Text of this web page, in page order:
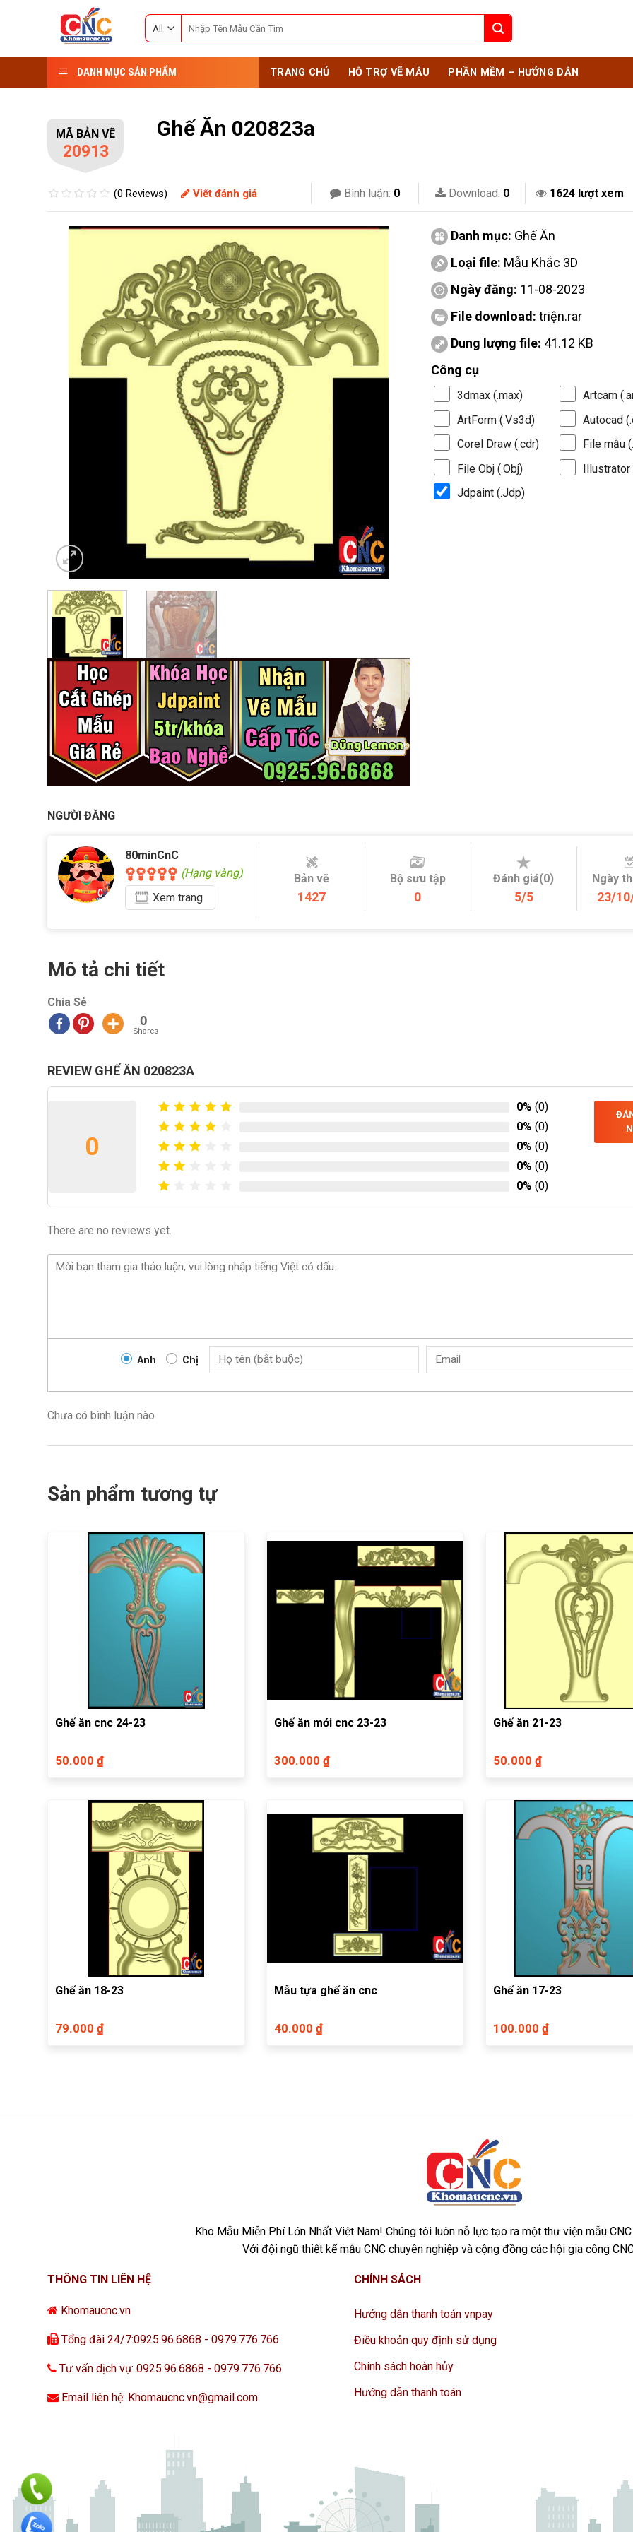
for:
DANH MỤC SẢN PHẨM TRANG CHỦ HỖ TRỢ VẼ MẪU PHẦN MỀM – HƯỚNG DẪN
MÃ BẢN VẼ
20913
Ghế Ăn 020823a
(0 Reviews) Viết đánh giá Bình luận: 0 Download: 0 1624 lượt xem
Danh mục: Ghế Ăn
Loại file: Mẫu Khắc 3D
Ngày đăng: 11-08-2023
File download: triện.rar
Dung lượng file: 41.12 KB
Công cụ
3dmax (.max)
Artcam
ArtForm (.Vs3d)
Autocad
Corel Draw (.cdr)
File mẫu
File Obj (.Obj)
Illustrator
Jdpaint (.Jdp)
NGƯỜI ĐĂNG
80minCnC
(Hạng vàng)
Xem trang
Bản vẽ
1427
Bộ sưu tập
0
Đánh giá(0)
5/5
Ngày
23/
Mô tả chi tiết
Chia Sẻ
0
Shares
REVIEW GHẾ ĂN 020823A
0
0% (0)
0% (0)
0% (0)
0% (0)
0% (0)
There are no reviews yet.
Anh Chị
Chưa có bình luận nào
Sản phẩm tương tự
Ghế ăn cnc 24-23
50.000 ₫
Ghế ăn mới cnc 23-23
300.000 ₫
Ghế ăn 21-23
50.000 ₫
Ghế ăn 18-23
79.000 ₫
Mẫu tựa ghế ăn cnc
40.000 ₫
Ghế ăn 17-23
100.000 ₫
Kho Mẫu Miễn Phí Lớn Nhất Việt Nam! Chúng tôi luôn nỗ lực tạo ra một thư viện mẫu
Với đội ngũ thiết kế mẫu CNC chuyên nghiệp và cộng đồng các hội gia công
THÔNG TIN LIÊN HỆ
Khomaucnc.vn
Tổng đài 24/7:0925.96.6868 - 0979.776.766
Tư vấn dịch vụ: 0925.96.6868 - 0979.776.766
Email liên hệ: Khomaucnc.vn@gmail.com
CHÍNH SÁCH
Hướng dẫn thanh toán vnpay
Điều khoản quy định sử dụng
Chính sách hoàn hủy
Hướng dẫn thanh toán